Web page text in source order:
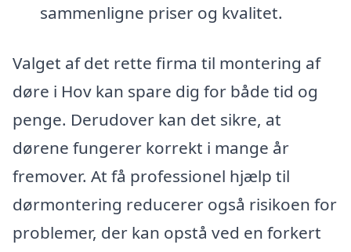
sammenligne priser og kvalitet.
Valget af det rette firma til montering af
døre i Hov kan spare dig for både tid og
penge. Derudover kan det sikre, at
dørene fungerer korrekt i mange år
fremover. At få professionel hjælp til
dørmontering reducerer også risikoen for
problemer, der kan opstå ved en forkert